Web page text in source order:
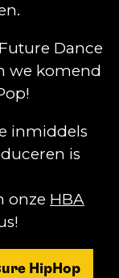
Dance
we komend
inmiddels
is
onze HBA
HipHop